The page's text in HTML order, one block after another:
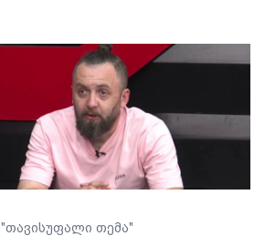
"თავისუფალი თემა"